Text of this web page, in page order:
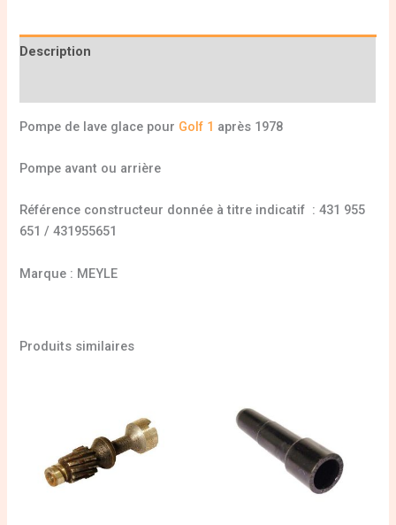
Description
Pompe de lave glace pour Golf 1 après 1978
Pompe avant ou arrière
Référence constructeur donnée à titre indicatif : 431 955
651 / 431955651
Marque : MEYLE
Produits similaires